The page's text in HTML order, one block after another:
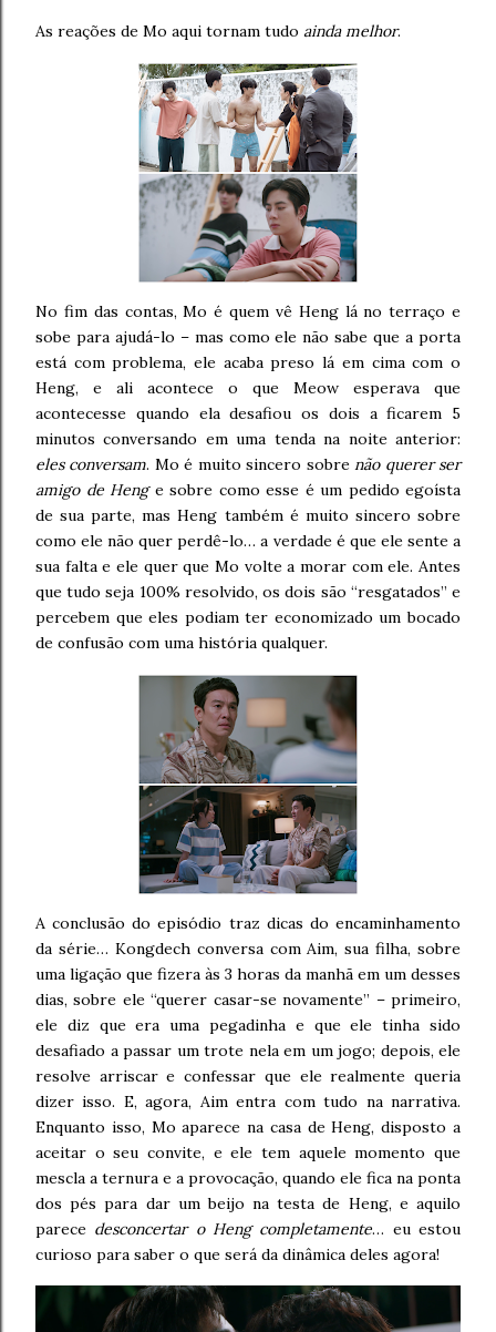
As reações de Mo aqui tornam tudo ainda melhor.
No fim das contas, Mo é quem vê Heng lá no terraço e
sobe para ajudá-lo – mas como ele não sabe que a porta
está com problema, ele acaba preso lá em cima com o
Heng, e ali acontece o que Meow esperava que
acontecesse quando ela desafiou os dois a ficarem 5
minutos conversando em uma tenda na noite anterior:
eles conversam. Mo é muito sincero sobrenão querer ser
amigo de Henge sobre como esse é um pedido egoísta
de sua parte, mas Heng também é muito sincero sobre
como ele não quer perdê-lo… a verdade é que ele sente a
sua falta e ele quer que Mo volte a morar com ele. Antes
que tudo seja 100% resolvido, os dois são “resgatados” e
percebem que eles podiam ter economizado um bocado
de confusão com uma história qualquer.
A conclusão do episódio traz dicas do encaminhamento
da série… Kongdech conversa com Aim, sua filha, sobre
uma ligação que fizera às 3 horas da manhã em um desses
dias, sobre ele “querer casar-se novamente” – primeiro,
ele diz que era uma pegadinha e que ele tinha sido
desafiado a passar um trote nela em um jogo; depois, ele
resolve arriscar e confessar que ele realmente queria
dizer isso. E, agora, Aim entra com tudo na narrativa.
Enquanto isso, Mo aparece na casa de Heng, disposto a
aceitar o seu convite, e ele tem aquele momento que
mescla a ternura e a provocação, quando ele fica na ponta
dos pés para dar um beijo na testa de Heng, e aquilo
parece desconcertar o Heng completamente… eu estou
curioso para saber o que será da dinâmica deles agora!